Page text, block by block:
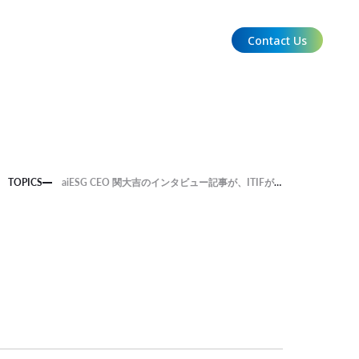
Contact Us
TOPICS aiESG CEO 関大吉のインタビュー記事が、ITIFが運営する「Center for Data Innovation」のウェブサイトに掲載されました